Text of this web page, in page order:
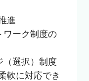
進
ーク制度の
選択）制度
軟に対応でき